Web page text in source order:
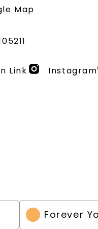
Map
Link Instagram
Forever